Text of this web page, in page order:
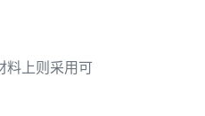
料上则采用可